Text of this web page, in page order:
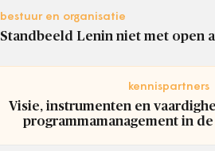
bestuur en organisatie
Standbeeld Lenin niet met open
kennispartners
Visie, instrumenten en
programmamanagement in